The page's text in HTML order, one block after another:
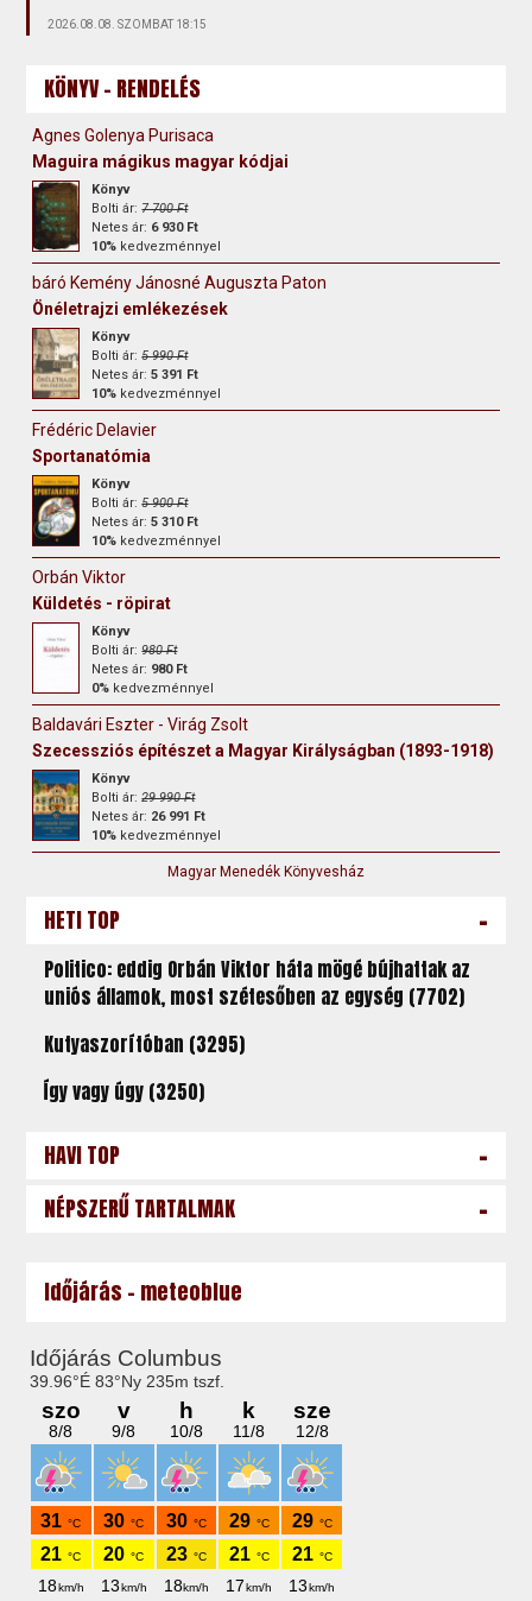
2026.08.08. SZOMBAT 18:15
KÖNYV - RENDELÉS
Agnes Golenya Purisaca
Maguira mágikus magyar kódjai
Könyv
Bolti ár:7 700 Ft
Netes ár: 6 930 Ft
10% kedvezménnyel
báró Kemény Jánosné Auguszta Paton
Önéletrajzi emlékezések
Könyv
Bolti ár:5 990 Ft
Netes ár:5 391 Ft
10% kedvezménnyel
Frédéric Delavier
Sportanatómia
Könyv
Bolti ár:5 900 Ft
Netes ár:5 310 Ft
10% kedvezménnyel
Orbán Viktor
Küldetés - röpirat
Könyv
Bolti ár:980 Ft
Netes ár: 980 Ft
0% kedvezménnyel
Baldavári Eszter - Virág Zsolt
Szecessziós építészet a Magyar Királyságban (1893-1918)
Könyv
Bolti ár:29 990 Ft
Netes ár: 26 991 Ft
10% kedvezménnyel
Magyar Menedék Könyvesház
HETI TOP -
Politico: eddig Orbán Viktor háta mögé bújhattak az
uniós államok, most szétesőben az egység (7702)
Kutyaszorítóban (3295)
Így vagy úgy (3250)
HAVI TOP -
NÉPSZERŰ TARTALMAK -
Időjárás - meteoblue